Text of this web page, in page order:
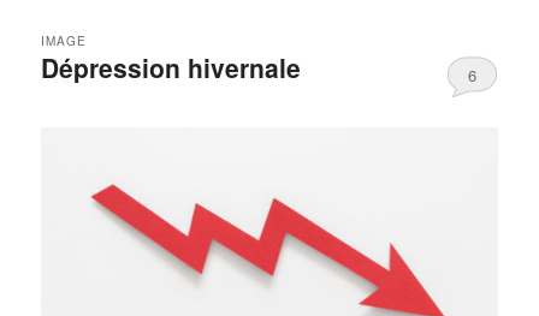
Dépression hivernale
IMAGE
6